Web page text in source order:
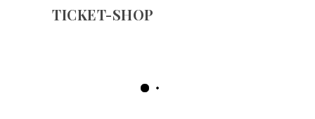
TICKET-SHOP